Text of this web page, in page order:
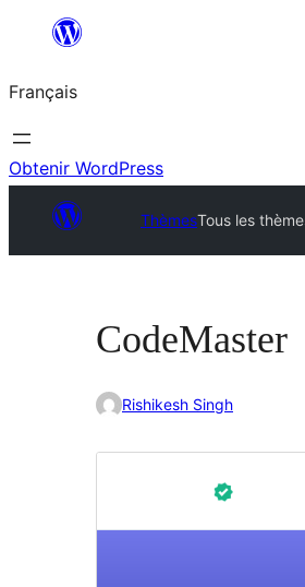
contenu
Français
Obtenir WordPress
ThèmesTous les
CodeMaster
Rishikesh Singh